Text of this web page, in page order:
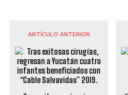
ARTÍCULO ANTERIOR